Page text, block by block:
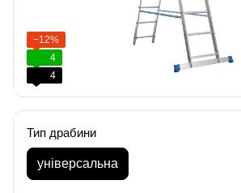
−12%
4
4
Тип драбини
універсальна